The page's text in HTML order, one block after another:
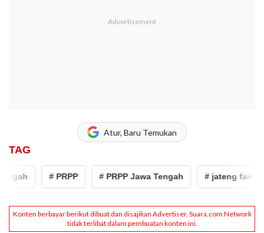
Atur, Baru Temukan
TAG
# PRPP # PRPP Jawa Tengah # jateng fair